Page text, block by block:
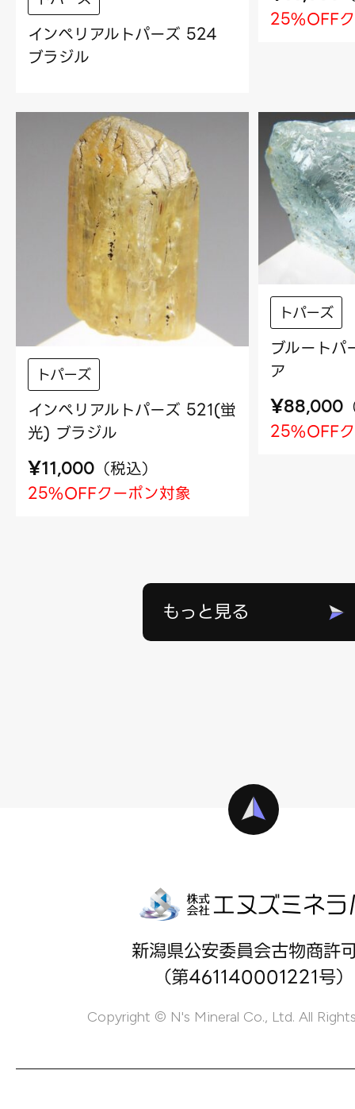
インペリアルトパーズ 524
ブラジル
25%OFF
トパーズ
インペリアルトパーズ 521(蛍
光) ブラジル
¥11,000 （税込）
25%OFFクーポン対象
トパーズ
ブルート
ア
¥88,000
25%OFF
もっと見る
新潟県公安委員会古物商許
（第461140001221号）
Copyright © N's Mineral Co., Ltd. All